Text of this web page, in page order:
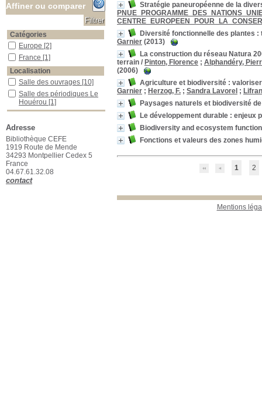
Stratégie paneuropéenne de la
Diversité fonctionnelle des plantes
Garnier (2013)
La construction du réseau Natura
terrain / Pinton, Florence ; Alphandéry,
(2006)
Agriculture et biodiversité :
Garnier ; Herzog, F. ; Sandra Lavorel ;
Paysages naturels et biodiversité
Le développement durable : enjeux
Biodiversity and ecosystem
Fonctions et valeurs des zones
1 2
Mentions
Affiner ou comparer
Catégories
EuropeEurope [2]
FranceFrance [1]
Localisation
Salle des ouvrages
Salle des ouvrages [10]
Salle des périodiques Le Houérou
Salle des périodiques Le
Houérou [1]
01_Agriculture
01_Agriculture
13_Physiologie_végétale
13_Physiologie_végétale
[1]
15_Ecologie_générale
15_Ecologie_générale
16_Ecologie_végétale
16_Ecologie_végétale
20_Développement_durable
20_Développement_durable
Adresse
Bibliothèque CEFE
1919 Route de Mende
34293 Montpellier Cedex 5
France
04.67.61.32.08
contact